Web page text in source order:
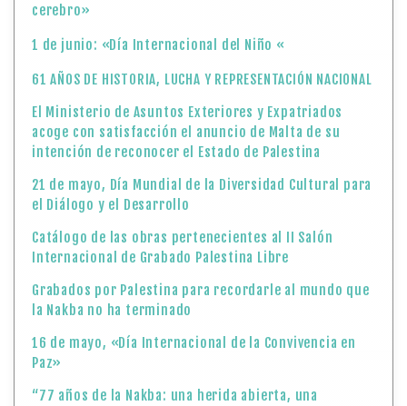
cerebro»
1 de junio: «Día Internacional del Niño «
61 AÑOS DE HISTORIA, LUCHA Y REPRESENTACIÓN NACIONAL
El Ministerio de Asuntos Exteriores y Expatriados
acoge con satisfacción el anuncio de Malta de su
intención de reconocer el Estado de Palestina
21 de mayo, Día Mundial de la Diversidad Cultural para
el Diálogo y el Desarrollo
Catálogo de las obras pertenecientes al II Salón
Internacional de Grabado Palestina Libre
Grabados por Palestina para recordarle al mundo que
la Nakba no ha terminado
16 de mayo, «Día Internacional de la Convivencia en
Paz»
“77 años de la Nakba: una herida abierta, una